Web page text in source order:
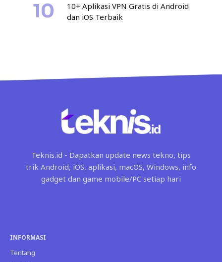
10+ Aplikasi VPN Gratis di Android
dan iOS Terbaik
Teknis.id - Dapatkan update news tekno, tips
trik Android, iOS, aplikasi, macOS, Windows, info
gadget dan game mobile/PC setiap hari
INFORMASI
Tentang